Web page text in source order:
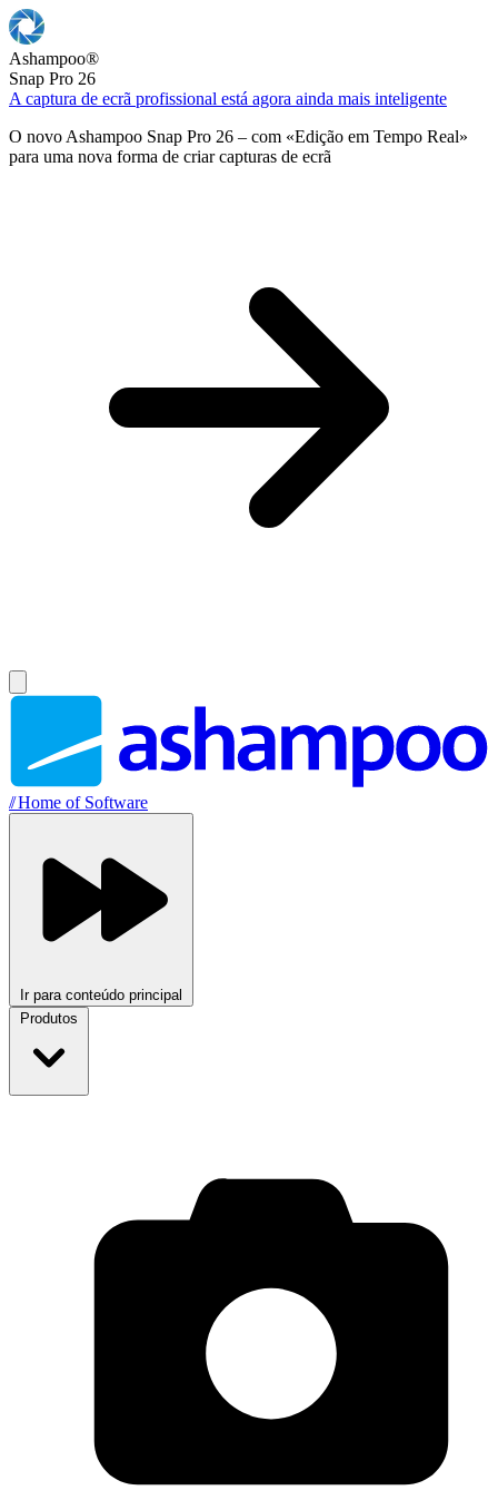
Ashampoo®
Snap Pro 26
A captura de ecrã profissional está agora ainda mais inteligente
O novo Ashampoo Snap Pro 26 – com «Edição em Tempo Real»
para uma nova forma de criar capturas de ecrã
//Home of Software
Ir para conteúdo principal
Produtos